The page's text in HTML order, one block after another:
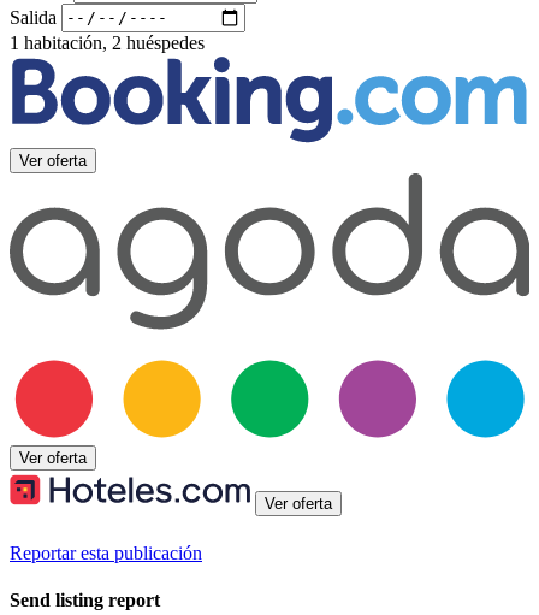
Salida
1 habitación, 2 huéspedes
Ver oferta
Ver oferta
Ver oferta
Reportar esta publicación
Send listing report